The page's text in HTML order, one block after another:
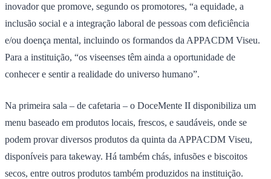
inovador que promove, segundo os promotores, “a equidade, a
inclusão social e a integração laboral de pessoas com deficiência
e/ou doença mental, incluindo os formandos da APPACDM Viseu.
Para a instituição, “os viseenses têm ainda a oportunidade de
conhecer e sentir a realidade do universo humano”.
Na primeira sala – de cafetaria – o DoceMente II disponibiliza um
menu baseado em produtos locais, frescos, e saudáveis, onde se
podem provar diversos produtos da quinta da APPACDM Viseu,
disponíveis para takeway. Há também chás, infusões e biscoitos
secos, entre outros produtos também produzidos na instituição.